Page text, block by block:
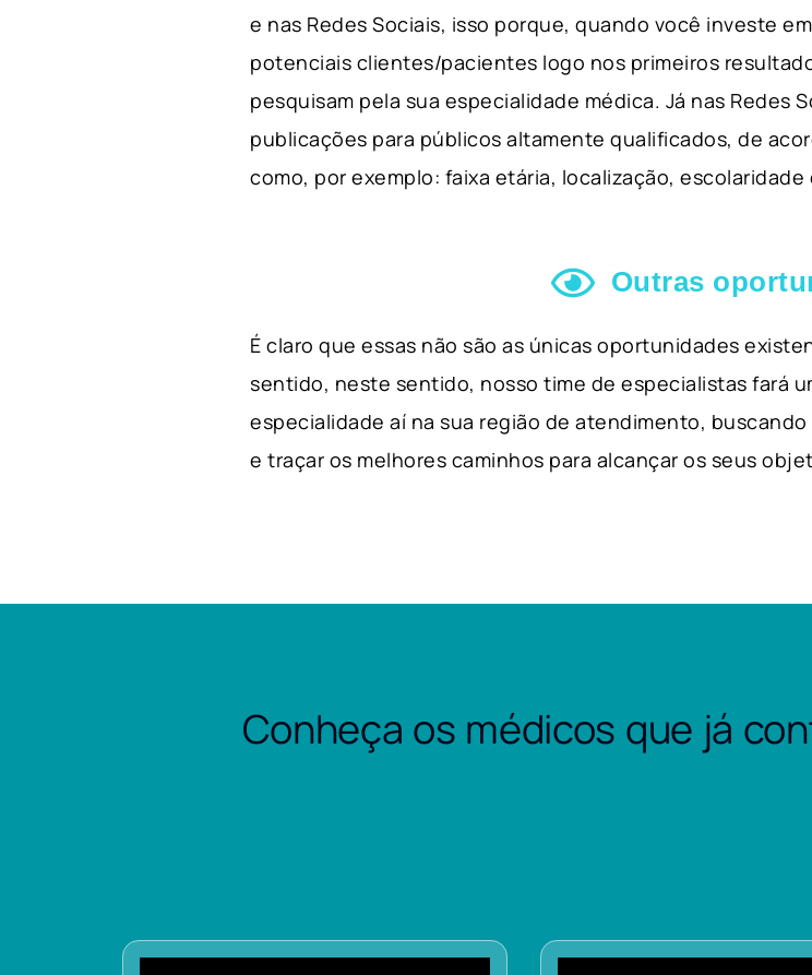
e nas Redes Sociais, isso porque, quando você investe
potenciais clientes/pacientes logo nos primeiros
pesquisam pela sua especialidade médica. Já nas Redes
publicações para públicos altamente qualificados, de
como, por exemplo: faixa etária, localização,
Outras
É claro que essas não são as únicas oportunidades
sentido, neste sentido, nosso time de especialistas fará
especialidade aí na sua região de atendimento,
e traçar os melhores caminhos para alcançar os seus
Conheça os médicos que já